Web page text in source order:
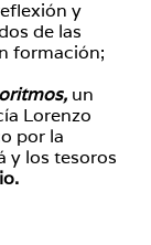
y
de las
formación;
un
Lorenzo
por la
y los tesoros